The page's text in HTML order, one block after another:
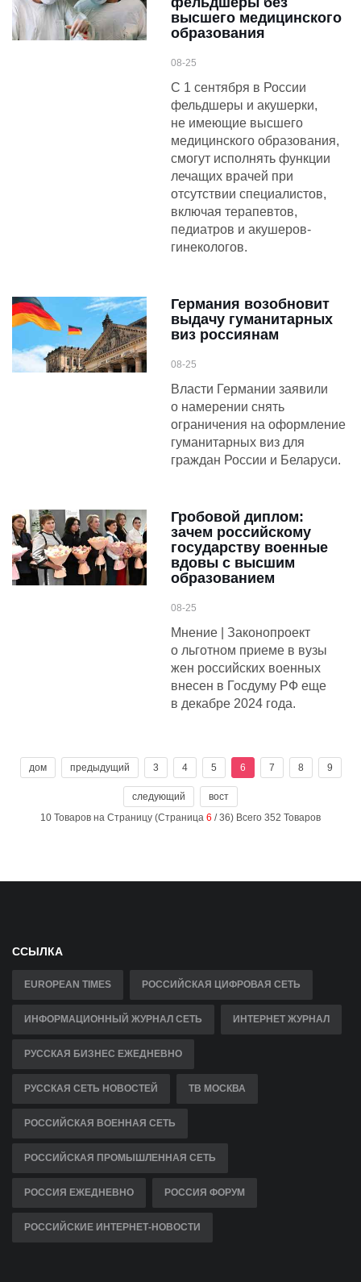
высшего медицинского
образования
08-25
С 1 сентября в России
фельдшеры и акушерки,
не имеющие высшего
медицинского образования,
смогут исполнять функции
лечащих врачей при
отсутствии специалистов,
включая терапевтов,
педиатров и акушеров-
гинекологов.
Германия возобновит
выдачу гуманитарных
виз россиянам
08-25
Власти Германии заявили
о намерении снять
ограничения на оформление
гуманитарных виз для
граждан России и Беларуси.
Гробовой диплом:
зачем российскому
государству военные
вдовы с высшим
образованием
08-25
Мнение | Законопроект
о льготном приеме в вузы
жен российских военных
внесен в Госдуму РФ еще
в декабре 2024 года.
дом предыдущий 3 4 5 6 7 8 9
следующий
вост
10 Товаров на Страницу (Страница 6 / 36) Всего 352 Товаров
ССЫЛКА
EUROPEAN TIMES РОССИЙСКАЯ ЦИФРОВАЯ СЕТЬ
ИНФОРМАЦИОННЫЙ ЖУРНАЛ СЕТЬ ИНТЕРНЕТ ЖУРНАЛ
РУССКАЯ БИЗНЕС ЕЖЕДНЕВНО
РУССКАЯ СЕТЬ НОВОСТЕЙ ТВ МОСКВА
РОССИЙСКАЯ ВОЕННАЯ СЕТЬ
РОССИЙСКАЯ ПРОМЫШЛЕННАЯ СЕТЬ
РОССИЯ ЕЖЕДНЕВНО РОССИЯ ФОРУМ
РОССИЙСКИЕ ИНТЕРНЕТ-НОВОСТИ